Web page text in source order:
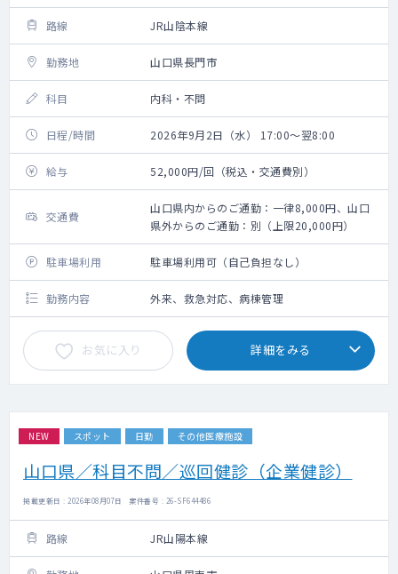
路線 JR山陰本線
勤務地 山口県長門市
科目 内科・不問
日程/時間 2026年9月2日（水） 17:00～翌8:00
給与 52,000円/回（税込・交通費別）
交通費
山口県内からのご通勤：一律8,000円、山口
県外からのご通勤：別（上限20,000円）
駐車場利用 駐車場利用可（自己負担なし）
勤務内容 外来、救急対応、病棟管理
お気に入り 詳細をみる
NEW スポット 日勤 その他医療施設
山口県／科目不問／巡回健診（企業健診）
掲載更新日 : 2026年08月07日 案件番号 : 26-SF644486
路線 JR山陽本線